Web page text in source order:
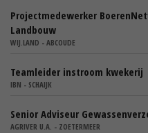
Projectmedewerker
Landbouw
WIJ.LAND - ABCOUDE
Teamleider instroom kwekerij
IBN - SCHAIJK
Senior Adviseur
AGRIVER U.A. - ZOETERMEER